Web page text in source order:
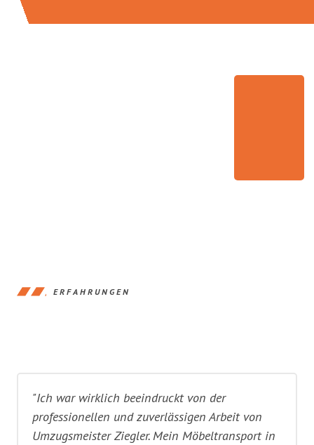
ERFAHRUNGEN
"Ich war wirklich beeindruckt von der
professionellen und zuverlässigen Arbeit von
Umzugsmeister Ziegler. Mein Möbeltransport in